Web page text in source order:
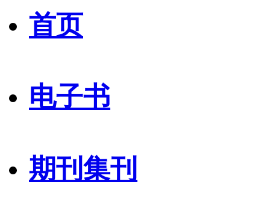
首页
电子书
期刊集刊